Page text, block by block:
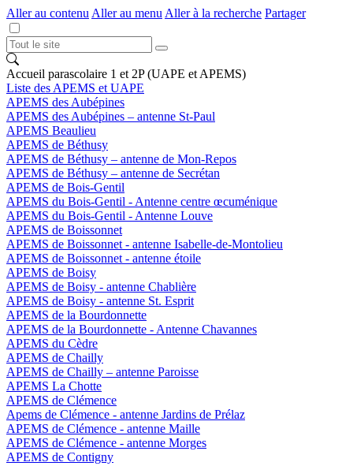
Aller au contenu Aller au menu Aller à la recherche Partager
Accueil parascolaire 1 et 2P (UAPE et APEMS)
Liste des APEMS et UAPE
APEMS des Aubépines
APEMS des Aubépines – antenne St-Paul
APEMS Beaulieu
APEMS de Béthusy
APEMS de Béthusy – antenne de Mon-Repos
APEMS de Béthusy – antenne de Secrétan
APEMS de Bois-Gentil
APEMS du Bois-Gentil - Antenne centre œcuménique
APEMS du Bois-Gentil - Antenne Louve
APEMS de Boissonnet
APEMS de Boissonnet - antenne Isabelle-de-Montolieu
APEMS de Boissonnet - antenne étoile
APEMS de Boisy
APEMS de Boisy - antenne Chablière
APEMS de Boisy - antenne St. Esprit
APEMS de la Bourdonnette
APEMS de la Bourdonnette - Antenne Chavannes
APEMS du Cèdre
APEMS de Chailly
APEMS de Chailly – antenne Paroisse
APEMS La Chotte
APEMS de Clémence
Apems de Clémence - antenne Jardins de Prélaz
APEMS de Clémence - antenne Maille
APEMS de Clémence - antenne Morges
APEMS de Contigny